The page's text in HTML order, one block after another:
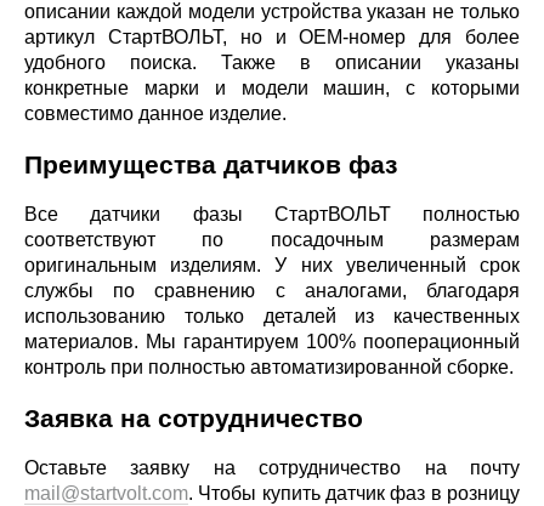
описании каждой модели устройства указан не только
артикул СтартВОЛЬТ, но и ОЕМ-номер для более
удобного поиска. Также в описании указаны
конкретные марки и модели машин, с которыми
совместимо данное изделие.
Преимущества датчиков фаз
Все датчики фазы СтартВОЛЬТ полностью
соответствуют по посадочным размерам
оригинальным изделиям. У них увеличенный срок
службы по сравнению с аналогами, благодаря
использованию только деталей из качественных
материалов. Мы гарантируем 100% пооперационный
контроль при полностью автоматизированной сборке.
Заявка на сотрудничество
Оставьте заявку на сотрудничество на почту
mail@startvolt.com. Чтобы купить датчик фаз в розницу